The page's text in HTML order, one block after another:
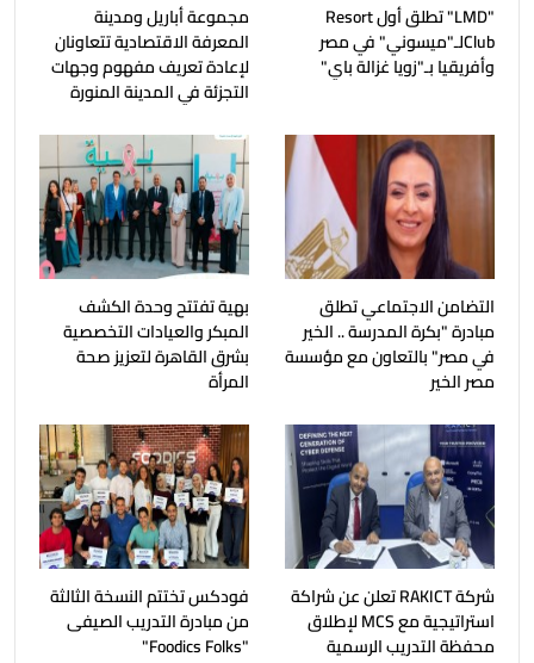
"LMD" تطلق أول Resort
Clubلـ"ميسوني" في مصر
وأفريقيا بـ"زويا غزالة باي"
مجموعة أباريل ومدينة
المعرفة الاقتصادية تتعاونان
لإعادة تعريف مفهوم وجهات
التجزئة في المدينة المنورة
التضامن الاجتماعي تطلق
مبادرة "بكرة المدرسة .. الخير
في مصر" بالتعاون مع مؤسسة
مصر الخير
بهية تفتتح وحدة الكشف
المبكر والعيادات التخصصية
بشرق القاهرة لتعزيز صحة
المرأة
شركة RAKICT تعلن عن شراكة
استراتيجية مع MCS لإطلاق
محفظة التدريب الرسمية
فودكس تختتم النسخة الثالثة
من مبادرة التدريب الصيفى
"Foodics Folks"